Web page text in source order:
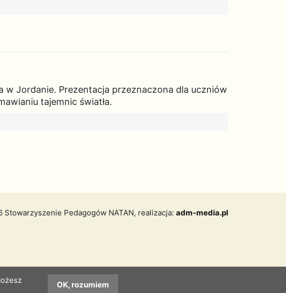
Jordanie. Prezentacja przeznaczona dla uczniów
tajemnic światła.
Pedagogów NATAN, realizacja: adm-media.pl
OK, rozumiem